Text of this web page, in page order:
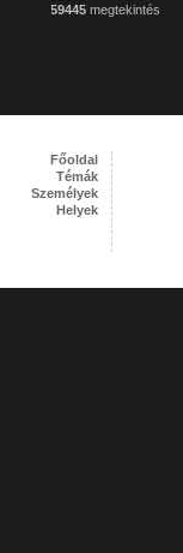
59445 megtekintés
Főoldal
Témák
Személyek
Helyek